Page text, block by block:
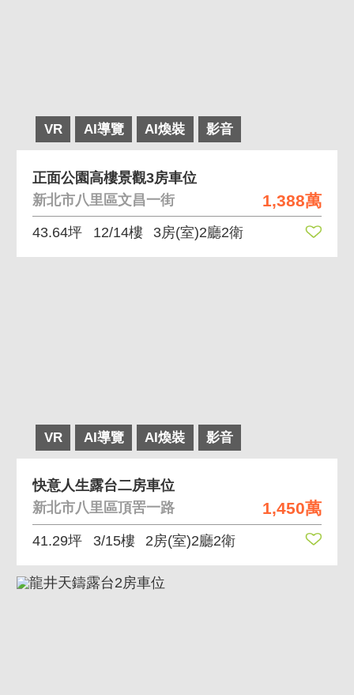
VR AI導覽 AI煥裝 影音
1,388萬
正面公園高樓景觀3房車位
新北市八里區文昌一街
43.64坪 12/14樓 3房(室)2廳2衛
VR AI導覽 AI煥裝 影音
1,450萬
快意人生露台二房車位
新北市八里區頂罟一路
41.29坪 3/15樓 2房(室)2廳2衛